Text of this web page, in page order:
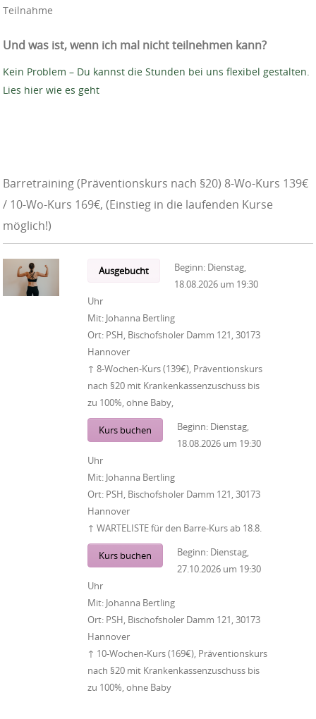
Teilnahme
Und was ist, wenn ich mal nicht teilnehmen kann?
Kein Problem – Du kannst die Stunden bei uns flexibel gestalten.
Lies hier wie es geht
Barretraining (Präventionskurs nach §20) 8-Wo-Kurs 139€
/ 10-Wo-Kurs 169€, (Einstieg in die laufenden Kurse
möglich!)
Ausgebucht Beginn: Dienstag,
18.08.2026 um 19:30
Uhr
Mit: Johanna Bertling
Ort: PSH, Bischofsholer Damm 121, 30173
Hannover
↑ 8-Wochen-Kurs (139€), Präventionskurs
nach §20 mit Krankenkassenzuschuss bis
zu 100%, ohne Baby,
Kurs buchen Beginn: Dienstag,
18.08.2026 um 19:30
Uhr
Mit: Johanna Bertling
Ort: PSH, Bischofsholer Damm 121, 30173
Hannover
↑ WARTELISTE für den Barre-Kurs ab 18.8.
Kurs buchen Beginn: Dienstag,
27.10.2026 um 19:30
Uhr
Mit: Johanna Bertling
Ort: PSH, Bischofsholer Damm 121, 30173
Hannover
↑ 10-Wochen-Kurs (169€), Präventionskurs
nach §20 mit Krankenkassenzuschuss bis
zu 100%, ohne Baby